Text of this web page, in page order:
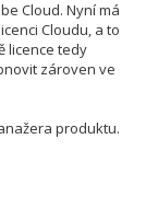
Cloud. Nyní má
Cloudu, a to
licence tedy
zároven ve
produktu.